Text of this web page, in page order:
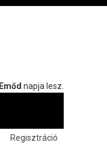
Emőd napja lesz.
Regisztráció